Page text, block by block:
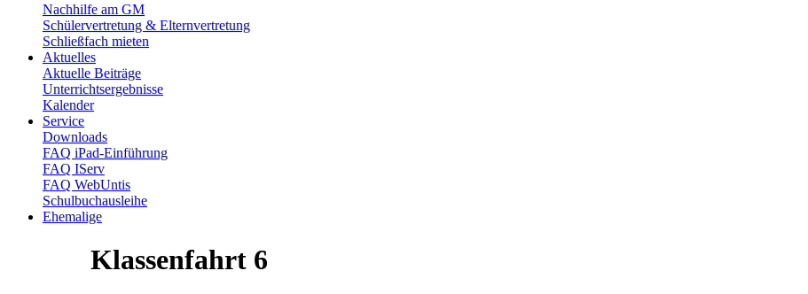
Nachhilfe am GM
Schülervertretung & Elternvertretung
Schließfach mieten
Aktuelles
Aktuelle Beiträge
Unterrichtsergebnisse
Kalender
Service
Downloads
FAQ iPad-Einführung
FAQ IServ
FAQ WebUntis
Schulbuchausleihe
Ehemalige
Klassenfahrt 6